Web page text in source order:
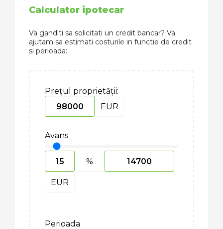
Calculator ipotecar
Va ganditi sa solicitati un credit bancar? Va
ajutam sa estimati costurile in functie de credit
si perioada:
Prețul proprietății:
EUR
Avans
%
EUR
Perioada